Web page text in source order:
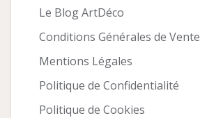
Le Blog ArtDéco
Conditions Générales de Vente
Mentions Légales
Politique de Confidentialité
Politique de Cookies